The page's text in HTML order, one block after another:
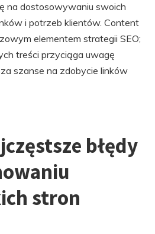
na dostosowywaniu swoich
i potrzeb klientów. Content
elementem strategii SEO;
treści przyciąga uwagę
szanse na zdobycie linków
błędy
stron